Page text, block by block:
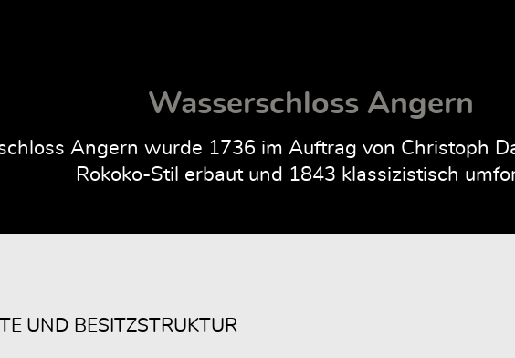
Wasserschloss Angern
Angern wurde 1736 im Auftrag von Christoph
Rokoko-Stil erbaut und 1843 klassizistisch
UND BESITZSTRUKTUR